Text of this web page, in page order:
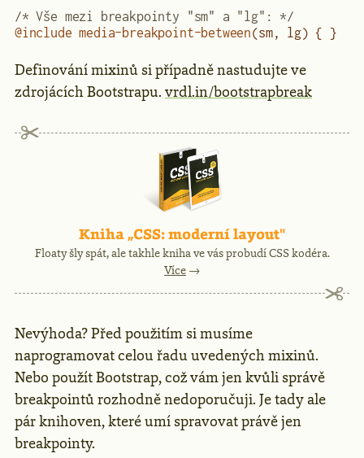
/* Vše mezi breakpointy "sm" a "lg": */
@include media-breakpoint-between(sm, lg) { }
Definování mixinů si případně nastudujte ve
zdrojácích Bootstrapu. vrdl.in/bootstrapbreak
Kniha „CSS: moderní layout"
Floaty šly spát, ale takhle kniha ve vás probudí CSS kodéra.
Více →
Nevýhoda? Před použitím si musíme
naprogramovat celou řadu uvedených mixinů.
Nebo použít Bootstrap, což vám jen kvůli správě
breakpointů rozhodně nedoporučuji. Je tady ale
pár knihoven, které umí spravovat právě jen
breakpointy.